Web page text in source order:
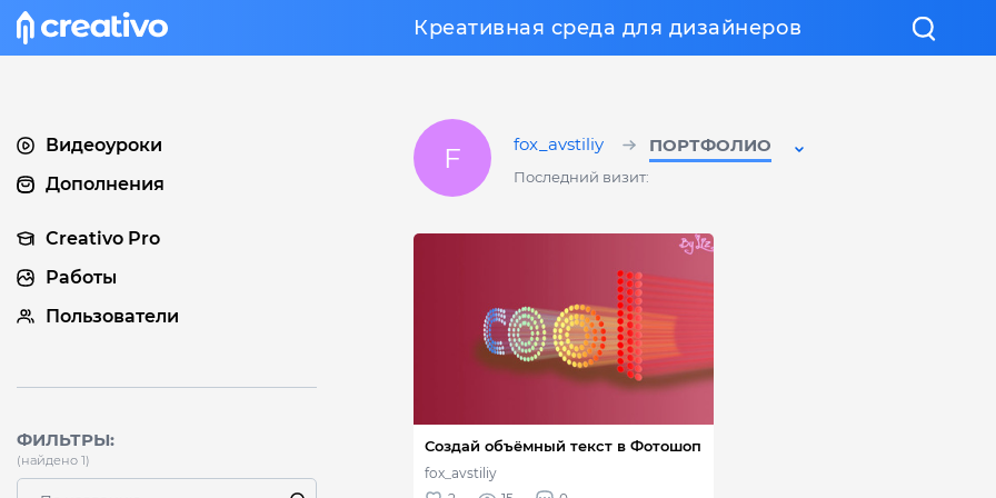
Креативная среда для дизайнеров
fox_avstiliy
Последний визит:
ПОРТФОЛИО
Видеоуроки
Дополнения
Creativo Pro
Работы
Пользователи
ФИЛЬТРЫ:
(найдено 1)